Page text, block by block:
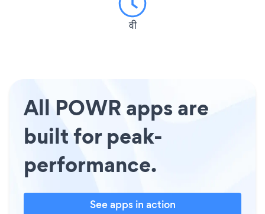
वी
All POWR apps are
built for peak-
performance.
See apps in action